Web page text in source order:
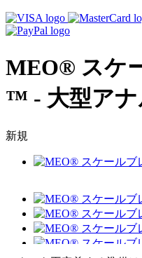
MEO® スケ
™ - 大型ア
新規